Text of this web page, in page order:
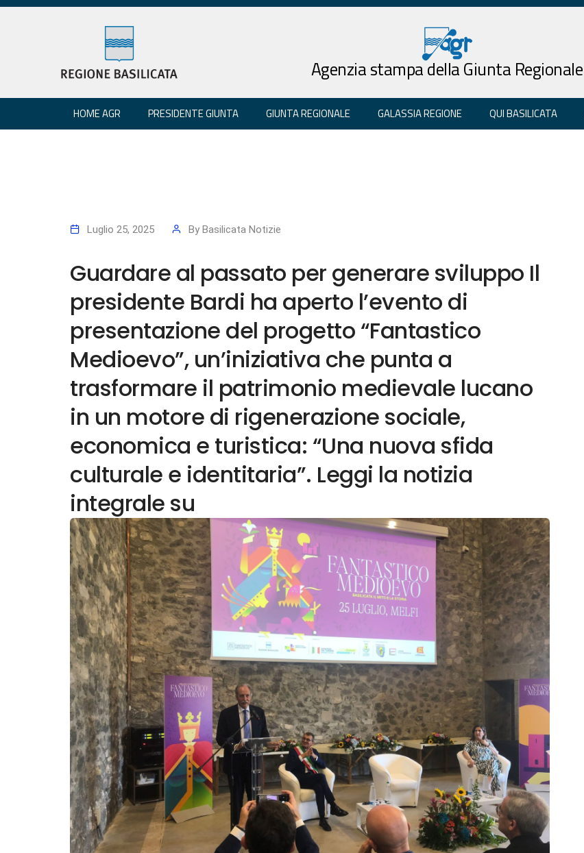
Agenzia stampa della Giunta Regionale
HOME AGR PRESIDENTE GIUNTA GIUNTA REGIONALE GALASSIA REGIONE QUI BASILICATA
Luglio 25, 2025 By Basilicata Notizie
Guardare al passato per generare sviluppo Il
presidente Bardi ha aperto l’evento di
presentazione del progetto “Fantastico
Medioevo”, un’iniziativa che punta a
trasformare il patrimonio medievale lucano
in un motore di rigenerazione sociale,
economica e turistica: “Una nuova sfida
culturale e identitaria”. Leggi la notizia
integrale su